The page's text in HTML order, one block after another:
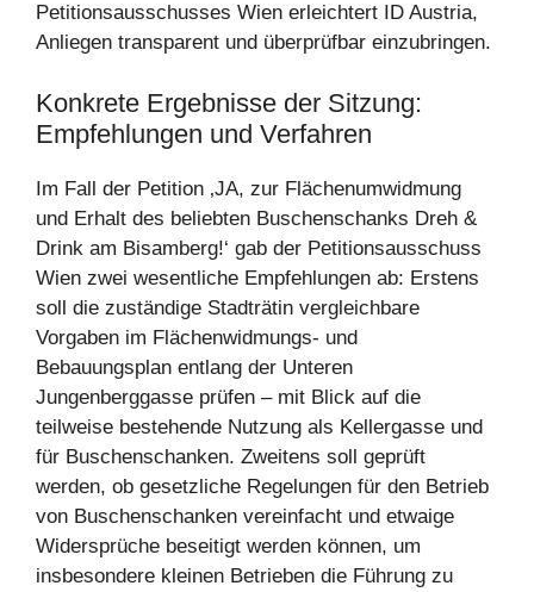
Petitionsausschusses Wien erleichtert ID Austria,
Anliegen transparent und überprüfbar einzubringen.
Konkrete Ergebnisse der Sitzung:
Empfehlungen und Verfahren
Im Fall der Petition ‚JA, zur Flächenumwidmung
und Erhalt des beliebten Buschenschanks Dreh &
Drink am Bisamberg!‘ gab der Petitionsausschuss
Wien zwei wesentliche Empfehlungen ab: Erstens
soll die zuständige Stadträtin vergleichbare
Vorgaben im Flächenwidmungs- und
Bebauungsplan entlang der Unteren
Jungenberggasse prüfen – mit Blick auf die
teilweise bestehende Nutzung als Kellergasse und
für Buschenschanken. Zweitens soll geprüft
werden, ob gesetzliche Regelungen für den Betrieb
von Buschenschanken vereinfacht und etwaige
Widersprüche beseitigt werden können, um
insbesondere kleinen Betrieben die Führung zu